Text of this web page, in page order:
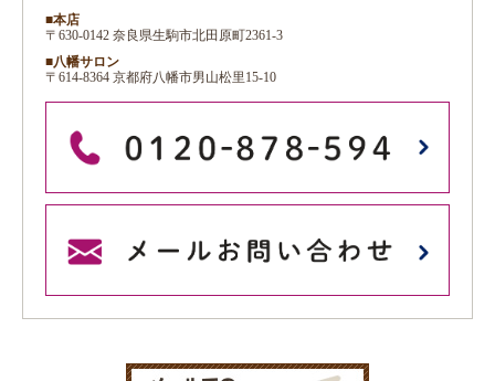
■本店
〒630-0142 奈良県生駒市北田原町2361-3
■八幡サロン
〒614-8364 京都府八幡市男山松里15-10